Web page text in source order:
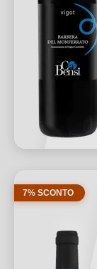
7% SCONTO